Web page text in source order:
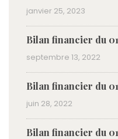
janvier 25, 2023
Bilan financier du
septembre 13, 2022
Bilan financier du
juin 28, 2022
Bilan financier du